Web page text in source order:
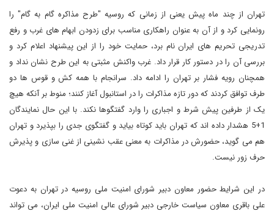
تهران از چند ماه پیش یعنی از زمانی که روسیه "طرح مذاکره گام به گام" را
رونمایی کرد و از آن به عنوان راهکاری مناسب برای زدودن ابهام های غرب و رفع
تدریجی تحریم های ایران نام برد، حمایت خود را از این پیشنهاد اعلام کرد و
بررسی آن را در دستور کار قرار داد. غرب واکنش مثبتی به این طرح نشان نداد و
همچنان رویه فشار بر تهران را ادامه داد. سرانجام با همه کش و قوس ها دو
طرف توافق کردند که دور تازه مذاکرات را در استانبول آغاز کنند؛ منوط بر آنکه هیچ
یک از طرفین پیش شرط و اجباری را وارد گفتگوها نکند. با این حال نمایندگان
1+5 هشدار داده اند که تهران باید کوتاه بیاید و گفتگوی جدی را بپذیرد و تهران
هم می گوید، حضورش در مذاکرات به معنی عقب نشینی از غنی سازی و پذیرش
حرف زور نیست.
در این شرایط حضور معاون دبیر شورای امنیت ملی روسیه در تهران به دعوت
علی باقری معاون سیاست خارجی دبیر شورای عالی امنیت ملی ایران، می تواند